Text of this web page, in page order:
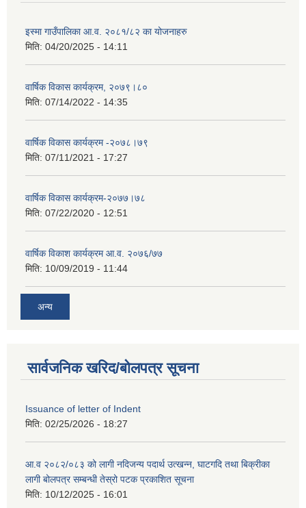
इस्मा गाउँपालिका आ.व. २०८१/८२ का योजनाहरु
मिति: 04/20/2025 - 14:11
वार्षिक विकास कार्यक्रम, २०७९।८०
मिति: 07/14/2022 - 14:35
वार्षिक विकास कार्यक्रम -२०७८।७९
मिति: 07/11/2021 - 17:27
वार्षिक विकास कार्यक्रम-२०७७।७८
मिति: 07/22/2020 - 12:51
वार्षिक विकाश कार्यक्रम आ.व. २०७६/७७
मिति: 10/09/2019 - 11:44
अन्य
सार्वजनिक खरिद/बोलपत्र सूचना
Issuance of letter of Indent
मिति: 02/25/2026 - 18:27
आ.व २०८२/०८३ को लागी नदिजन्य पदार्थ उत्खन्न, घाटगदि तथा बिक्रीका
लागी बोलपत्र सम्बन्धी तेस्रो पटक प्रकाशित सूचना
मिति: 10/12/2025 - 16:01